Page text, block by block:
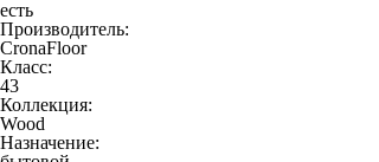
есть
Производитель:
CronaFloor
Класс:
43
Коллекция:
Wood
Назначение: